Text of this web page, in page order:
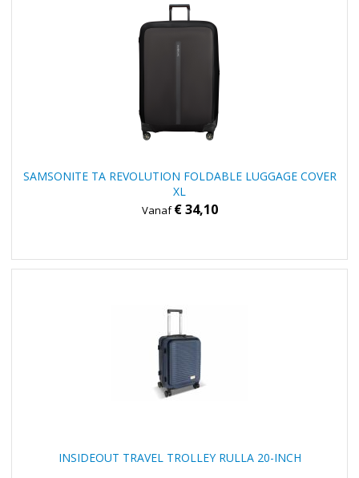
SAMSONITE TA REVOLUTION FOLDABLE LUGGAGE COVER
XL
Vanaf€ 34,10
INSIDEOUT TRAVEL TROLLEY RULLA 20-INCH